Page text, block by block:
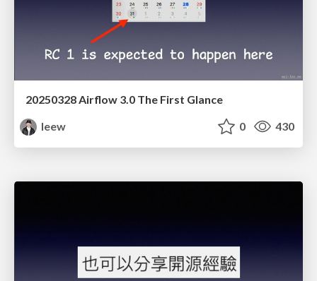
20250328 Airflow 3.0 The First Glance
leew
0 430